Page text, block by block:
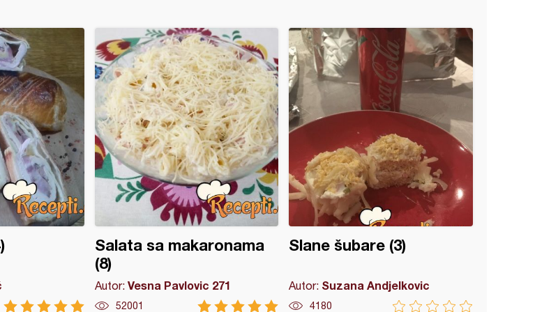
Salata sa makaronama
(8)
Autor: Vesna Pavlovic 271
52001
Slane šubare (3)
Autor: Suzana Andjelkovic
4180